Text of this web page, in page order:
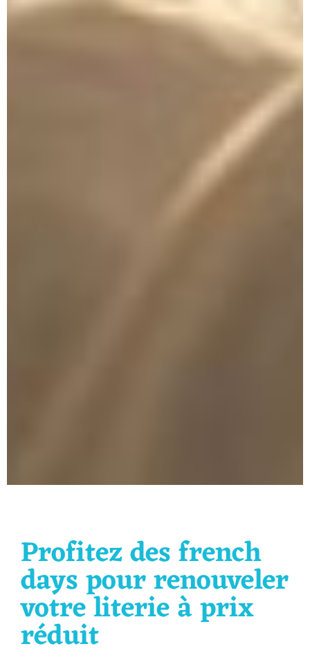
Profitez des french
days pour renouveler
votre literie à prix
réduit